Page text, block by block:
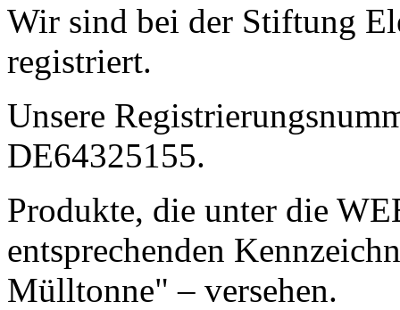
Wir sind bei der Stiftung
registriert.
Unsere
DE64325155.
Produkte, die unter die
entsprechenden
Mülltonne" – versehen.